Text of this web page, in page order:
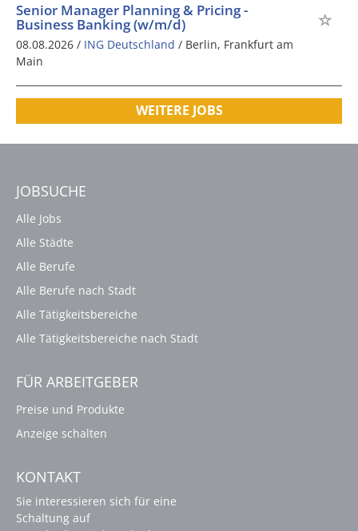
Senior Manager Planning & Pricing -
Business Banking (w/m/d)
08.08.2026 / ING Deutschland / Berlin, Frankfurt am
Main
WEITERE JOBS
JOBSUCHE
Alle Jobs
Alle Städte
Alle Berufe
Alle Berufe nach Stadt
Alle Tätigkeitsbereiche
Alle Tätigkeitsbereiche nach Stadt
FÜR ARBEITGEBER
Preise und Produkte
Anzeige schalten
KONTAKT
Sie interessieren sich für eine
Schaltung auf